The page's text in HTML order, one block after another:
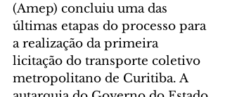
(Amep) concluiu uma das
últimas etapas do processo para
a realização da primeira
licitação do transporte coletivo
metropolitano de Curitiba. A